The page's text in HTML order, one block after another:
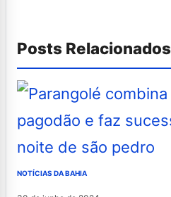
Posts Relacionados
NOTÍCIAS DA BAHIA